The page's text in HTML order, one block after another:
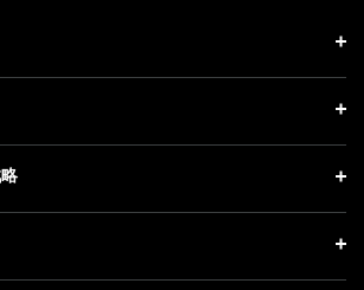
略 トップ
AI for Society」